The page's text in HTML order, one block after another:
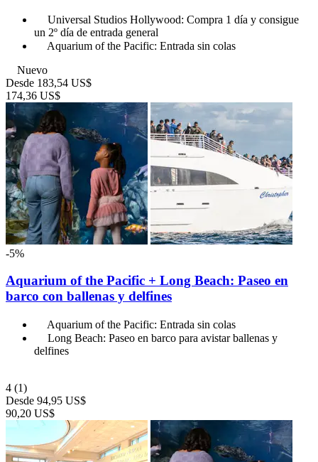
Universal Studios Hollywood: Compra 1 día y consigue
un 2º día de entrada general
Aquarium of the Pacific: Entrada sin colas
Nuevo
Desde 183,54 US$
174,36 US$
-5%
Aquarium of the Pacific + Long Beach: Paseo en
barco con ballenas y delfines
Aquarium of the Pacific: Entrada sin colas
Long Beach: Paseo en barco para avistar ballenas y
delfines
4 (1)
Desde 94,95 US$
90,20 US$